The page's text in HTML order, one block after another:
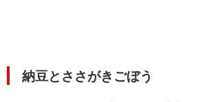
納豆とささがきごぼう